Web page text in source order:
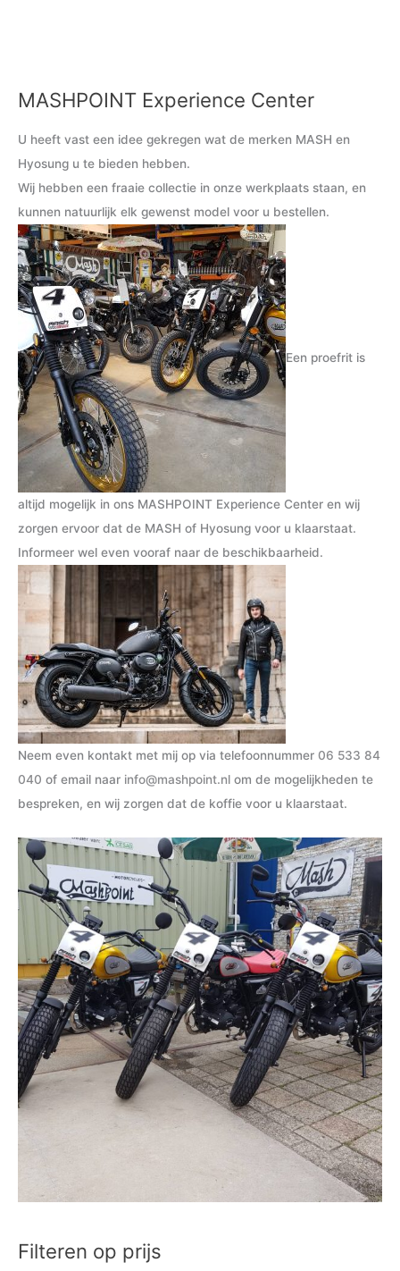
MASHPOINT Experience Center
U heeft vast een idee gekregen wat de merken MASH en
Hyosung u te bieden hebben.
Wij hebben een fraaie collectie in onze werkplaats staan, en
kunnen natuurlijk elk gewenst model voor u bestellen.
Een proefrit is
altijd mogelijk in ons MASHPOINT Experience Center en wij
zorgen ervoor dat de MASH of Hyosung voor u klaarstaat.
Informeer wel even vooraf naar de beschikbaarheid.
Neem even kontakt met mij op via telefoonnummer 06 533 84
040 of email naar info@mashpoint.nl om de mogelijkheden te
bespreken, en wij zorgen dat de koffie voor u klaarstaat.
Filteren op prijs